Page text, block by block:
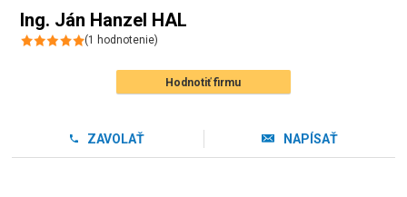
Ing. Ján Hanzel HAL
(1 hodnotenie)
Hodnotiť firmu
ZAVOLAŤ NAPÍSAŤ